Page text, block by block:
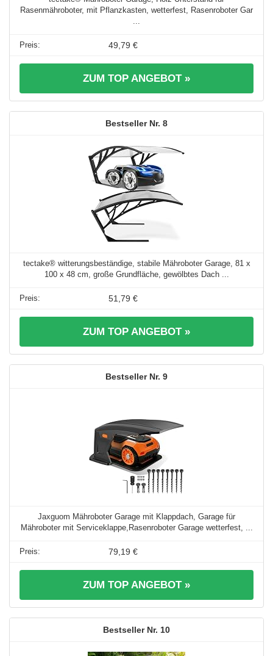
Rasenmähroboter, mit Pflanzkasten, wetterfest, Rasenroboter Gar
...
49,79 €
ZUM TOP ANGEBOT »
8
tectake® witterungsbeständige, stabile Mähroboter Garage, 81 x
100 x 48 cm, große Grundfläche, gewölbtes Dach ...
51,79 €
ZUM TOP ANGEBOT »
9
Jaxguom Mähroboter Garage mit Klappdach, Garage für
Mähroboter mit Serviceklappe,Rasenroboter Garage wetterfest, ...
79,19 €
ZUM TOP ANGEBOT »
10